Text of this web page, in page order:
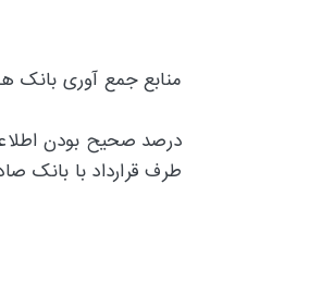
منابع جمع آوری بانک
درصد صحیح بودن اطلاعات بیش از 80 درصد
طرف قرارداد با بانک